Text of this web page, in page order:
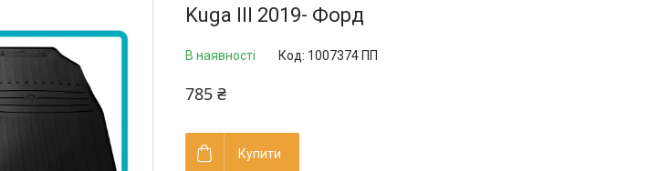
Kuga III 2019- Форд
В наявності Код: 1007374 ПП
785 ₴
Купити